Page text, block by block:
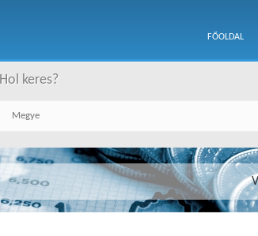
FŐOLDAL
Hol keres?